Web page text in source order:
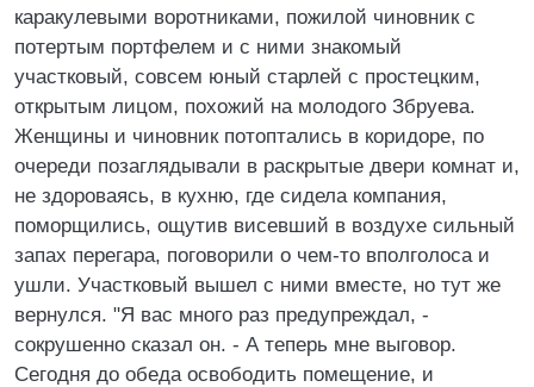
каракулевыми воротниками, пожилой чиновник с
потертым портфелем и с ними знакомый
участковый, совсем юный старлей с простецким,
открытым лицом, похожий на молодого Збруева.
Женщины и чиновник потоптались в коридоре, по
очереди позаглядывали в раскрытые двери комнат и,
не здороваясь, в кухню, где сидела компания,
поморщились, ощутив висевший в воздухе сильный
запах перегара, поговорили о чем-то вполголоса и
ушли. Участковый вышел с ними вместе, но тут же
вернулся. "Я вас много раз предупреждал, -
сокрушенно сказал он. - А теперь мне выговор.
Сегодня до обеда освободить помещение, и